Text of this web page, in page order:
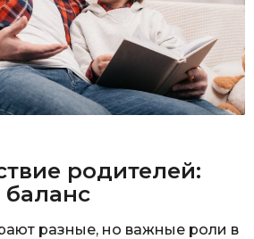
родителей:
разные, но важные роли в